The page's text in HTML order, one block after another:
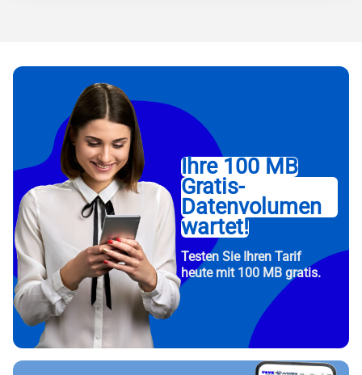
Ihre 100 MB
Gratis-
Datenvolumen
wartet!
Testen Sie Ihren Tarif
heute mit 100 MB gratis.